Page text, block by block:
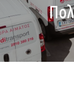
Απαραίτητα
Αυτά τα
cookies δεν
είναι